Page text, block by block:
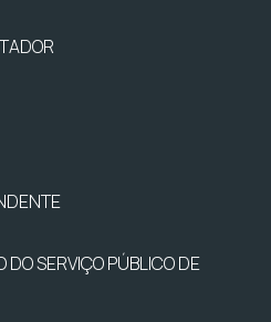
SERVIÇO PÚBLICO DE